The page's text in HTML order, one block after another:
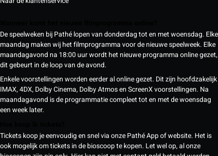
De speelweken bij Pathé lopen van donderdag tot en met woensdag. Elke
maandag maken wij het filmprogramma voor de nieuwe speelweek. Elke
maandagavond na 18:00 uur wordt het nieuwe programma online gezet,
dit gebeurt in de loop van de avond.
Enkele voorstellingen worden eerder al online gezet. Dit zijn hoofdzakelijk
IMAX, 4DX, Dolby Cinema, Dolby Atmos en ScreenX voorstellingen. Na
maandagavond is de programmatie compleet tot en met de woensdag
een week later.
Tickets koop je eenvoudig en snel via onze Pathé App of website. Het is
ook mogelijk om tickets in de bioscoop te kopen. Let wel op, al onze